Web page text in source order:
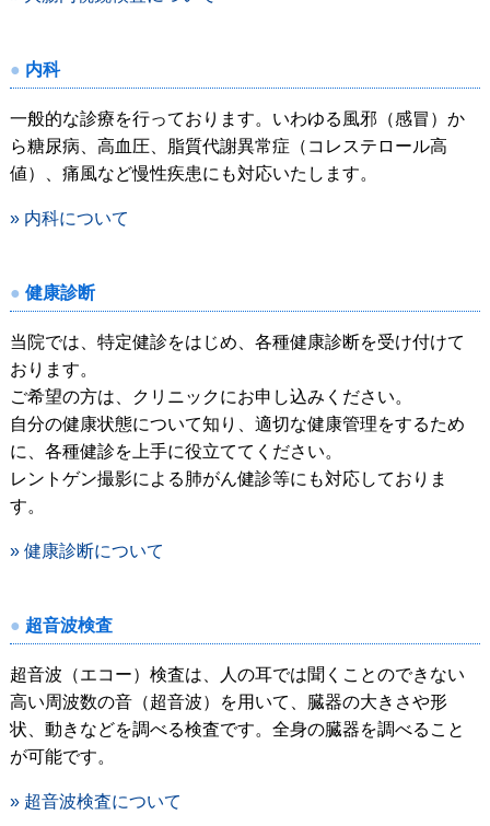
内科
一般的な診療を行っております。いわゆる風邪（感冒）か
ら糖尿病、高血圧、脂質代謝異常症（コレステロール高
値）、痛風など慢性疾患にも対応いたします。
» 内科について
健康診断
当院では、特定健診をはじめ、各種健康診断を受け付けて
おります。
ご希望の方は、クリニックにお申し込みください。
自分の健康状態について知り、適切な健康管理をするため
に、各種健診を上手に役立ててください。
レントゲン撮影による肺がん健診等にも対応しておりま
す。
» 健康診断について
超音波検査
超音波（エコー）検査は、人の耳では聞くことのできない
高い周波数の音（超音波）を用いて、臓器の大きさや形
状、動きなどを調べる検査です。全身の臓器を調べること
が可能です。
» 超音波検査について